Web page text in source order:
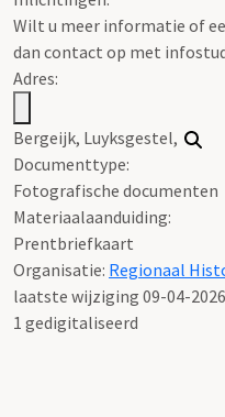
Wilt u meer informatie of
dan contact op met
Adres:
Bergeijk, Luyksgestel,
Documenttype:
Fotografische documenten
Materiaalaanduiding:
Prentbriefkaart
Organisatie: Regionaal
laatste wijziging 09-04-2026
1 gedigitaliseerd